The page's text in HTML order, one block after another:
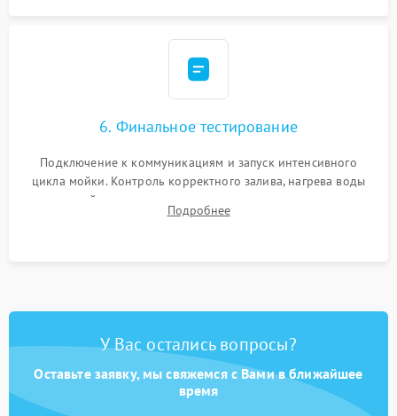
6. Финальное тестирование
Подключение к коммуникациям и запуск интенсивного
цикла мойки. Контроль корректного залива, нагрева воды
до нужной температуры, отсутствия посторонних шумов,
штатного слива и абсолютной сухости в поддоне.
Подробнее
У Вас остались вопросы?
Оставьте заявку, мы свяжемся с Вами в ближайшее
время